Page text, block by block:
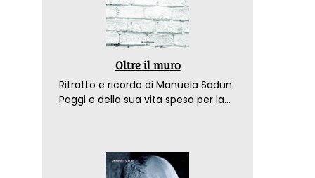
Oltre il muro
Ritratto e ricordo di Manuela Sadun
Paggi e della sua vita spesa per la